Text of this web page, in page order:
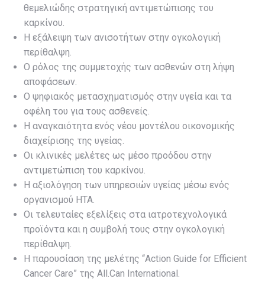
θεμελιώδης στρατηγική αντιμετώπισης του
καρκίνου.
Η εξάλειψη των ανισοτήτων στην ογκολογική
περίθαλψη.
Ο ρόλος της συμμετοχής των ασθενών στη λήψη
αποφάσεων.
Ο ψηφιακός μετασχηματισμός στην υγεία και τα
οφέλη του για τους ασθενείς.
Η αναγκαιότητα ενός νέου μοντέλου οικονομικής
διαχείρισης της υγείας.
Οι κλινικές μελέτες ως μέσο προόδου στην
αντιμετώπιση του καρκίνου.
Η αξιολόγηση των υπηρεσιών υγείας μέσω ενός
οργανισμού HTA.
Οι τελευταίες εξελίξεις στα ιατροτεχνολογικά
προϊόντα και η συμβολή τους στην ογκολογική
περίθαλψη.
Η παρουσίαση της μελέτης “Action Guide for Efficient
Cancer Care” της All.Can International.